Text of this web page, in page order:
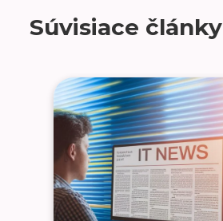
Súvisiace články